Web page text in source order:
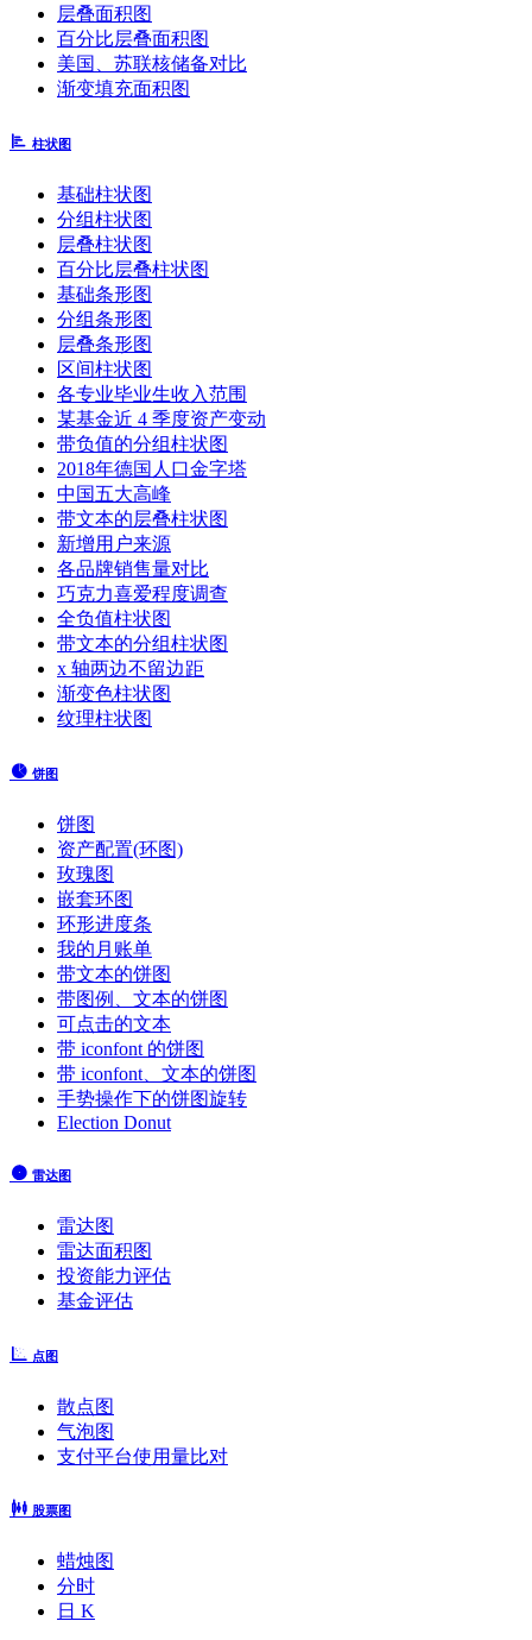
层叠面积图
百分比层叠面积图
美国、苏联核储备对比
渐变填充面积图
柱状图
基础柱状图
分组柱状图
层叠柱状图
百分比层叠柱状图
基础条形图
分组条形图
层叠条形图
区间柱状图
各专业毕业生收入范围
某基金近 4 季度资产变动
带负值的分组柱状图
2018年德国人口金字塔
中国五大高峰
带文本的层叠柱状图
新增用户来源
各品牌销售量对比
巧克力喜爱程度调查
全负值柱状图
带文本的分组柱状图
x 轴两边不留边距
渐变色柱状图
纹理柱状图
饼图
饼图
资产配置(环图)
玫瑰图
嵌套环图
环形进度条
我的月账单
带文本的饼图
带图例、文本的饼图
可点击的文本
带 iconfont 的饼图
带 iconfont、文本的饼图
手势操作下的饼图旋转
Election Donut
雷达图
雷达图
雷达面积图
投资能力评估
基金评估
点图
散点图
气泡图
支付平台使用量比对
股票图
蜡烛图
分时
日 K